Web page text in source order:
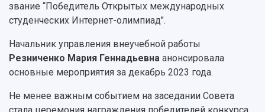
звание “Победитель Открытых международных
студенческих Интернет-олимпиад".
Начальник управления внеучебной работы
Резниченко Мария Геннадьевна анонсировала
основные мероприятия за декабрь 2023 года.
Не менее важным событием на заседании Совета